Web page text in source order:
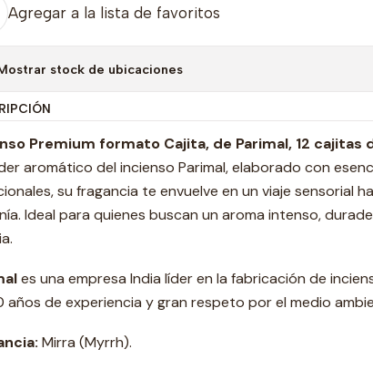
Agregar a la lista de favoritos
stock de ubicaciones
Premium formato Cajita, de Parimal, 12 cajitas
aromático del incienso Parimal, elaborado con
su fragancia te envuelve en un viaje sensorial
Ideal para quienes buscan un aroma intenso,
es una empresa India líder en la fabricación de
años de experiencia y gran respeto por el medio
Mirra (Myrrh).